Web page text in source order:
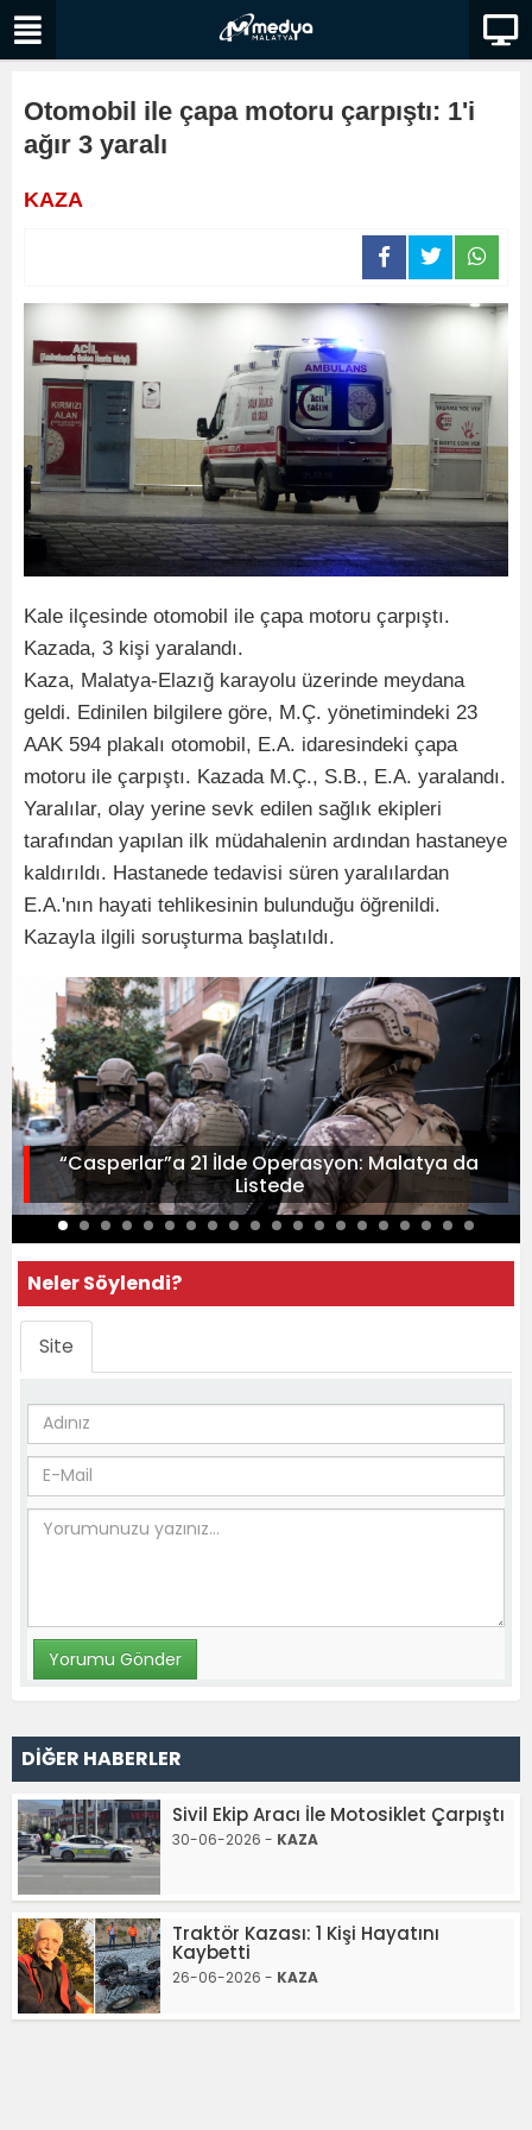
Otomobil ile çapa motoru çarpıştı: 1'i
ağır 3 yaralı
KAZA
Kale ilçesinde otomobil ile çapa motoru çarpıştı.
Kazada, 3 kişi yaralandı.
Kaza, Malatya-Elazığ karayolu üzerinde meydana
geldi. Edinilen bilgilere göre, M.Ç. yönetimindeki 23
AAK 594 plakalı otomobil, E.A. idaresindeki çapa
motoru ile çarpıştı. Kazada M.Ç., S.B., E.A. yaralandı.
Yaralılar, olay yerine sevk edilen sağlık ekipleri
tarafından yapılan ilk müdahalenin ardından hastaneye
kaldırıldı. Hastanede tedavisi süren yaralılardan
E.A.'nın hayati tehlikesinin bulunduğu öğrenildi.
Kazayla ilgili soruşturma başlatıldı.
“Casperlar”a 21 İlde Operasyon: Malatya da
Listede
Neler Söylendi?
Site
DİĞER HABERLER
Sivil Ekip Aracı İle Motosiklet Çarpıştı
30-06-2026 - KAZA
Traktör Kazası: 1 Kişi Hayatını
Kaybetti
26-06-2026 - KAZA